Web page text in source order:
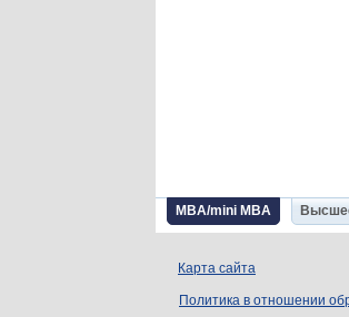
MBA/mini MBA
Карта сайта
Политика в отношении